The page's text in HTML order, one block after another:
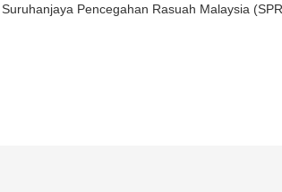
Pencegahan Rasuah Malaysia